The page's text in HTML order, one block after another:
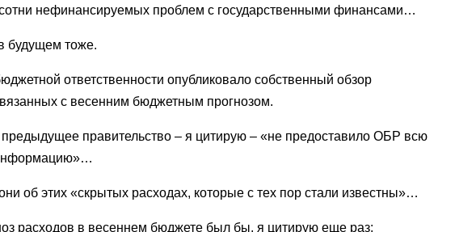
нефинансируемых проблем с государственными финансами…
будущем тоже.
ответственности опубликовало собственный обзор
с весенним бюджетным прогнозом.
предыдущее правительство – я цитирую – «не предоставило ОБР всю
об этих «скрытых расходах, которые с тех пор стали известны»…
расходов в весеннем бюджете был бы, я цитирую еще раз: